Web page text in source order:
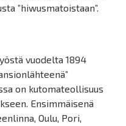
”hiwusmatoistaan”.
vuodelta 1894
on kutomateollisuus
Ensimmäisenä
Oulu, Pori,